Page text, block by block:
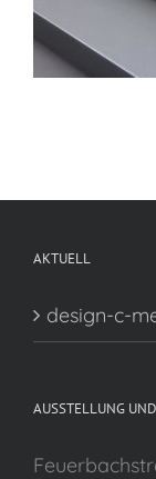
AKTUELL
design-c-
AUSSTELLUNG